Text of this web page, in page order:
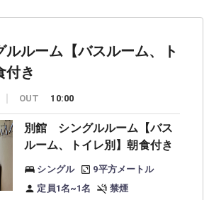
ルーム【バスルーム、ト
付き
OUT 10:00
別館 シングルルーム【バス
ルーム、トイレ別】朝食付き
シングル
9平方メートル
定員1名~1名
禁煙